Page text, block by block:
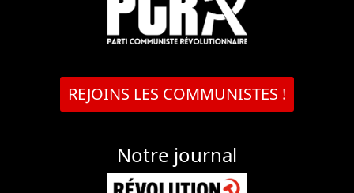
REJOINS LES COMMUNISTES !
Notre journal